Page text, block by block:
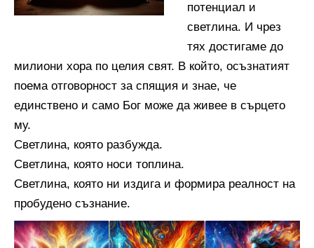
потенциал и
светлина. И чрез
тях достигаме до
милиони хора по целия свят. В който, осъзнатият
поема отговорност за спящия и знае, че
единствено и само Бог може да живее в сърцето
му.
Светлина, която разбужда.
Светлина, която носи топлина.
Светлина, която ни издига и формира реалност на
пробудено съзнание.